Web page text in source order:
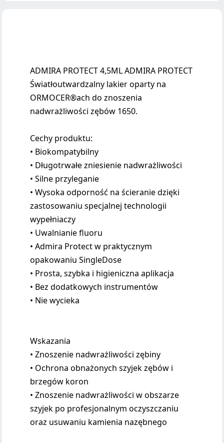
ADMIRA PROTECT 4,5ML ADMIRA PROTECT
Światłoutwardzalny lakier oparty na
ORMOCER®ach do znoszenia
nadwrażliwości zębów 1650.
Cechy produktu:
• Biokompatybilny
• Długotrwałe zniesienie nadwrażliwości
• Silne przyleganie
• Wysoka odporność na ścieranie dzięki
zastosowaniu specjalnej technologii
wypełniaczy
• Uwalnianie fluoru
• Admira Protect w praktycznym
opakowaniu SingleDose
• Prosta, szybka i higieniczna aplikacja
• Bez dodatkowych instrumentów
• Nie wycieka
Wskazania
• Znoszenie nadwrażliwości zębiny
• Ochrona obnażonych szyjek zębów i
brzegów koron
• Znoszenie nadwrażliwości w obszarze
szyjek po profesjonalnym oczyszczaniu
oraz usuwaniu kamienia nazębnego